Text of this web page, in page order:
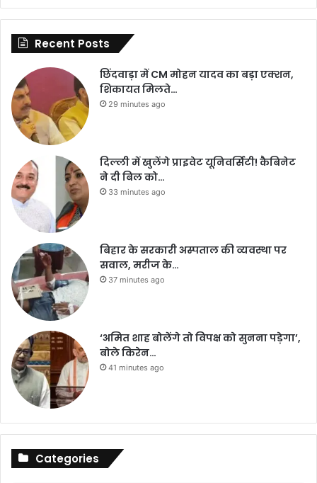
Recent Posts
छिंदवाड़ा में CM मोहन यादव का बड़ा एक्शन,
शिकायत मिलते…
29 minutes ago
दिल्ली में खुलेंगे प्राइवेट यूनिवर्सिटी! कैबिनेट
ने दी बिल को…
33 minutes ago
बिहार के सरकारी अस्पताल की व्यवस्था पर
सवाल, मरीज के…
37 minutes ago
‘अमित शाह बोलेंगे तो विपक्ष को सुनना पड़ेगा’,
बोले किरेन…
41 minutes ago
Categories